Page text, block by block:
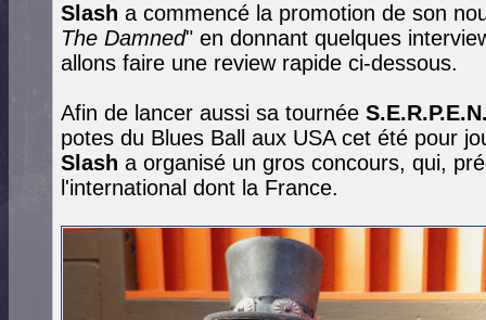
Slash a commencé la promotion de son
The Damned" en donnant quelques
allons faire une review rapide ci-dessous.
Afin de lancer aussi sa tournée
potes du Blues Ball aux USA cet été pour
Slash a organisé un gros concours, qui,
l'international dont la France.